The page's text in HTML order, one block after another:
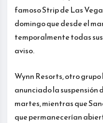
famoso Strip de Las
domingo que desde el
temporalmente todas
aviso.
Wynn Resorts, otro
anunciado la suspensión
martes, mientras que
que permanecerían